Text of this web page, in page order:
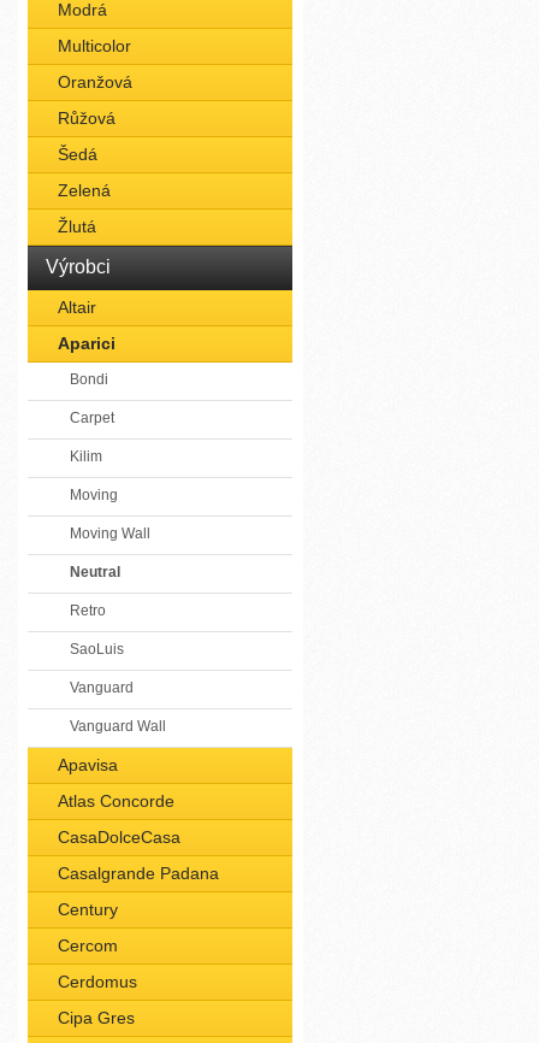
Modrá
Multicolor
Oranžová
Růžová
Šedá
Zelená
Žlutá
Výrobci
Altair
Aparici
Bondi
Carpet
Kilim
Moving
Moving Wall
Neutral
Retro
SaoLuis
Vanguard
Vanguard Wall
Apavisa
Atlas Concorde
CasaDolceCasa
Casalgrande Padana
Century
Cercom
Cerdomus
Cipa Gres